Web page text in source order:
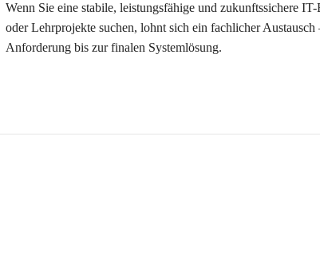
Wenn Sie eine stabile, leistungsfähige und zukunftssichere
oder Lehrprojekte suchen, lohnt sich ein fachlicher Austausch
Anforderung bis zur finalen Systemlösung.